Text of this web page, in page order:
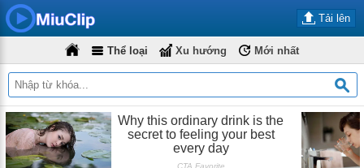
Tải lên
Thể loại Xu hướng Mới nhất